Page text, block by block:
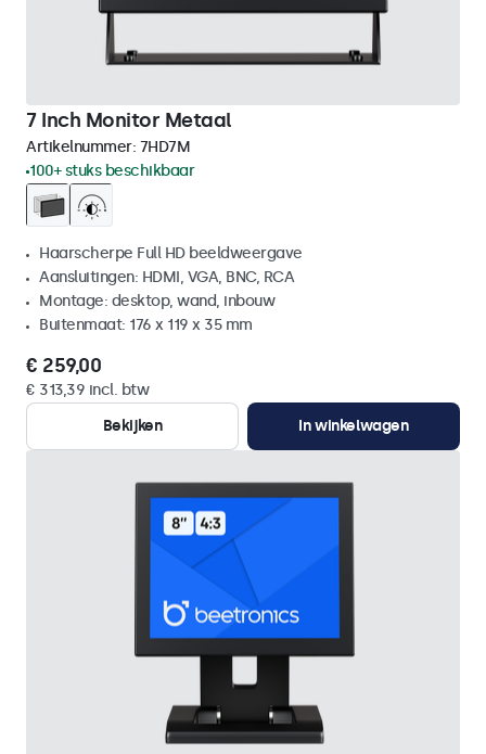
7 Inch Monitor Metaal
Artikelnummer: 7HD7M
100+ stuks beschikbaar
Haarscherpe Full HD beeldweergave
Aansluitingen: HDMI, VGA, BNC, RCA
Montage: desktop, wand, inbouw
Buitenmaat: 176 x 119 x 35 mm
€ 259,00
€ 313,39 incl. btw
Bekijken
In winkelwagen